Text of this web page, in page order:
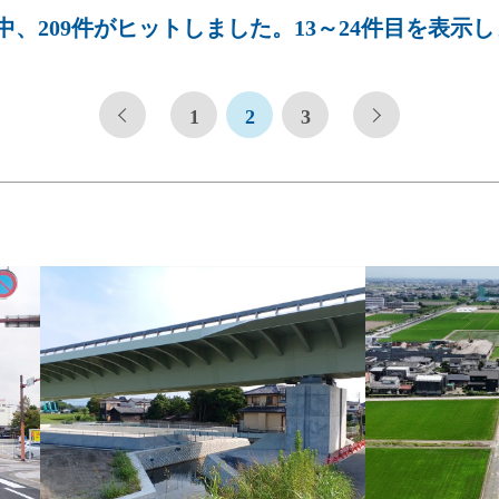
、209件がヒットしました。13～24件目を表示
1 2 3